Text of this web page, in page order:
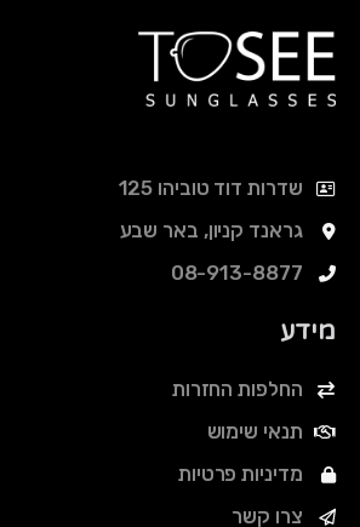
שדרות דוד טוביהו 125
גראנד קניון, באר שבע
08-913-8877
מידע
החלפות החזרות
תנאי שימוש
מדיניות פרטיות
צרו קשר